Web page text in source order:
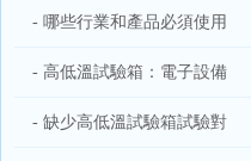
- 哪些行業和產品必須使用
- 高低溫試驗箱：電子設備
- 缺少高低溫試驗箱試驗對